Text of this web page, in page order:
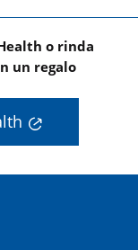
o rinda
un regalo